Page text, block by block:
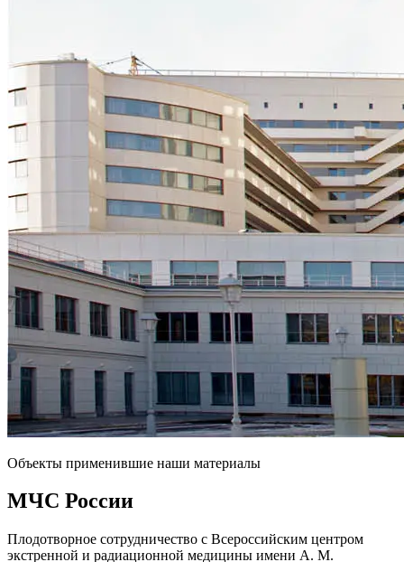
Объекты применившие наши материалы
МЧС России
Плодотворное сотрудничество с Всероссийским центром
экстренной и радиационной медицины имени А. М.